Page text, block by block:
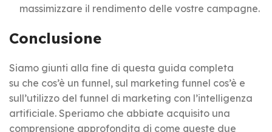
massimizzare il rendimento delle vostre campagne.
Conclusione
Siamo giunti alla fine di questa guida completa
su che cos’è un funnel, sul marketing funnel cos’è e
sull’utilizzo del funnel di marketing con l’intelligenza
artificiale. Speriamo che abbiate acquisito una
comprensione approfondita di come queste due